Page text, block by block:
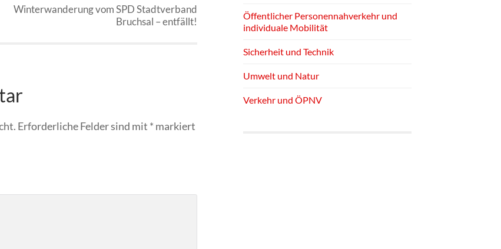
Winterwanderung vom SPD Stadtverband
Bruchsal – entfällt!
Erforderliche Felder sind mit * markiert
Öffentlicher Personennahverkehr und
individuale Mobilität
Sicherheit und Technik
Umwelt und Natur
Verkehr und ÖPNV